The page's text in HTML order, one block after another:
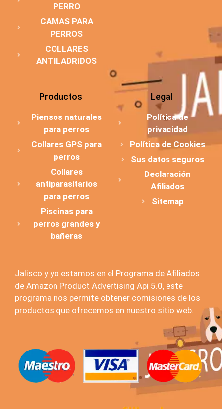
PERRO
CAMAS PARA
PERROS
COLLARES
ANTILADRIDOS
Productos
Piensos naturales
para perros
Collares GPS para
perros
Collares
antiparasitarios
para perros
Piscinas para
perros grandes y
bañeras
Legal
Política de
privacidad
Política de Cookies
Sus datos seguros
Declaración
Afiliados
Sitemap
Jalisco y yo estamos en el Programa de Afiliados
de Amazon Product Advertising Api 5.0, este
programa nos permite obtener comisiones de los
productos que ofrecemos en nuestro sitio web.